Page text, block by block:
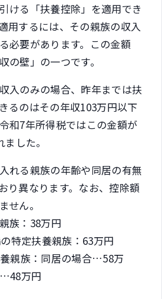
ける「扶養控除」を適用でき
用するには、その親族の収入
必要があります。この金額
の壁」の一つです。
入のみの場合、昨年までは扶
るのはその年収103万円以下
和7年所得税ではこの金額が
した。
れる親族の年齢や同居の有無
り異なります。なお、控除額
せん。
族：38万円
特定扶養親族：63万円
親族：同居の場合…58万
万円